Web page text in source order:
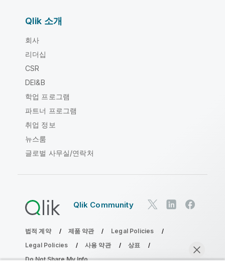
Qlik 소개
회사
리더십
CSR
DEI&B
학업 프로그램
파트너 프로그램
취업 정보
뉴스룸
글로벌 사무실/연락처
Qlik Community
법적 계약 제품 약관
Legal Policies
Legal Policies
사용 약관
상표
Do Not Share My Info